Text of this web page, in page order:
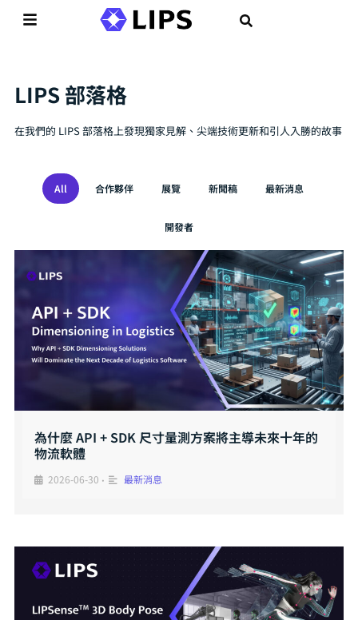
LIPS 部落格
在我們的 LIPS 部落格上發現獨家見解、尖端技術更新和引人入勝的故事
All 合作夥伴 展覽 新聞稿 最新消息
開發者
為什麼 API + SDK 尺寸量測方案將主導未來十年的
物流軟體
2026-06-30 • 最新消息